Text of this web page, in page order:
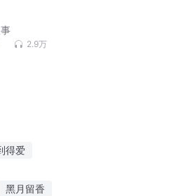
2.9万
得爱
黑月留香